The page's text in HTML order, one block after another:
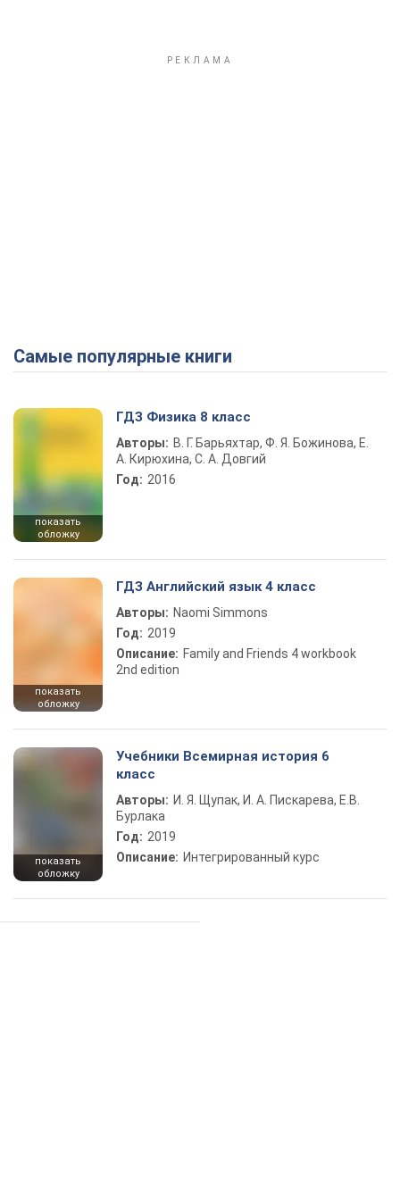
Самые популярные книги
показать
обложку
ГДЗ Физика 8 класс
Авторы: В. Г. Барьяхтар, Ф. Я. Божинова, Е.
А. Кирюхина, С. А. Довгий
Год: 2016
показать
обложку
ГДЗ Английский язык 4 класс
Авторы: Naomi Simmons
Год: 2019
Описание: Family and Friends 4 workbook
2nd edition
показать
обложку
Учебники Всемирная история 6
класс
Авторы: И. Я. Щупак, И. А. Пискарева, Е.В.
Бурлака
Год: 2019
Описание: Интегрированный курс